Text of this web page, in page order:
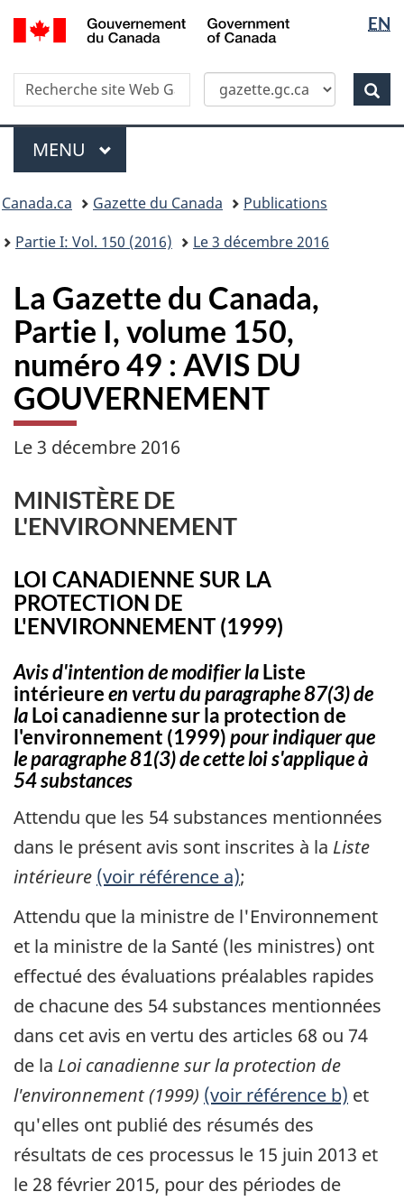
Skip
to
content
Passer
à
version
HTML
simplifiée
la
langue
EN
Canada
Recherche
Recherche
dans
site
Web
Menu
MENU PRINCIPAL
�tes
ici
Canada.ca Gazette du Canada
Publications
Partie I: Vol. 150 (2016)
Le 3 décembre 2016
La Gazette du Canada,
Partie I, volume 150,
numéro 49 : AVIS DU
GOUVERNEMENT
Le 3 décembre 2016
MINISTÈRE DE
L'ENVIRONNEMENT
LOI CANADIENNE SUR LA
PROTECTION DE
L'ENVIRONNEMENT (1999)
Avis d'intention de modifier laListe
intérieureen vertu du paragraphe 87(3) de
laLoi canadienne sur la protection de
l'environnement (1999)pour indiquer que
le paragraphe 81(3) de cette loi s'applique à
54 substances
Attendu que les 54 substances mentionnées
dans le présent avis sont inscrites à la Liste
intérieure (voir référence a);
Attendu que la ministre de l'Environnement
et la ministre de la Santé (les ministres) ont
effectué des évaluations préalables rapides
de chacune des 54 substances mentionnées
dans cet avis en vertu des articles 68 ou 74
de la Loi canadienne sur la protection de
l'environnement (1999) (voir référence b) et
qu'elles ont publié des résumés des
résultats de ces processus le 15 juin 2013 et
le 28 février 2015, pour des périodes de